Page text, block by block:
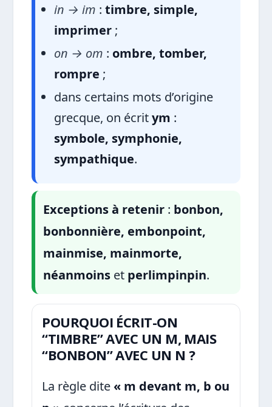
in → im :timbre, simple,
imprimer ;
on → om : ombre, tomber,
rompre ;
dans certains mots d’origine
grecque, on écritym :
symbole, symphonie,
sympathique.
Exceptions à retenir : bonbon,
bonbonnière, embonpoint,
mainmise, mainmorte,
néanmoins et perlimpinpin.
POURQUOI ÉCRIT-ON
“TIMBRE” AVEC UN M, MAIS
“BONBON” AVEC UN N ?
La règle dite« m devant m, b ou